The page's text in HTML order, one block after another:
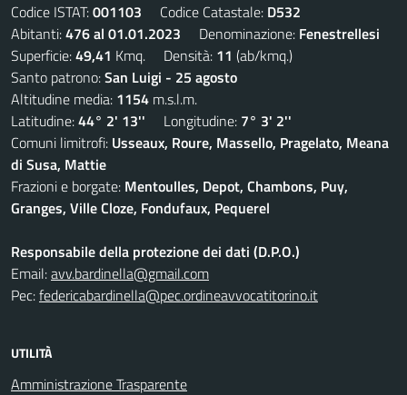
Codice ISTAT:001103 Codice Catastale: D532
Abitanti:476 al 01.01.2023 Denominazione: Fenestrellesi
Superficie:49,41 Kmq. Densità: 11 (ab/kmq.)
Santo patrono:San Luigi - 25 agosto
Altitudine media: 1154 m.s.l.m.
Latitudine:44° 2' 13'' Longitudine: 7° 3' 2''
Comuni limitrofi: Usseaux, Roure, Massello, Pragelato, Meana
di Susa, Mattie
Frazioni e borgate: Mentoulles, Depot, Chambons, Puy,
Granges, Ville Cloze, Fondufaux, Pequerel
Responsabile della protezione dei dati (D.P.O.)
Email:avv.bardinella@gmail.com
Pec:federicabardinella@pec.ordineavvocatitorino.it
UTILITÀ
Amministrazione Trasparente